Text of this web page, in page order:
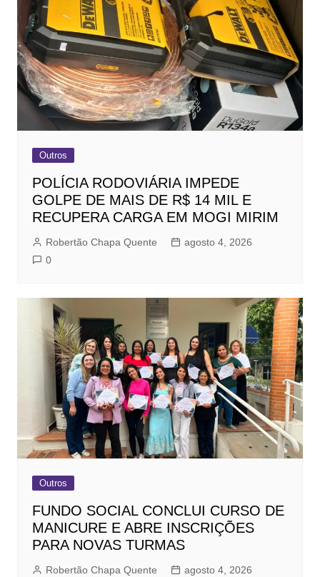
Outros
POLÍCIA RODOVIÁRIA IMPEDE
GOLPE DE MAIS DE R$ 14 MIL E
RECUPERA CARGA EM MOGI MIRIM
Robertão Chapa Quente
agosto 4, 2026
0
Outros
FUNDO SOCIAL CONCLUI CURSO DE
MANICURE E ABRE INSCRIÇÕES
PARA NOVAS TURMAS
Robertão Chapa Quente
agosto 4, 2026